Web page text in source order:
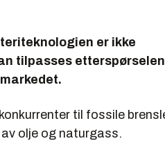
er ikke
tilpasses etterspørselen
til fossile
olje og naturgass.